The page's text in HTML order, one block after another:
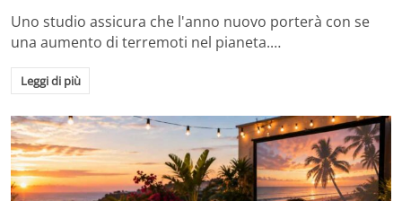
Uno studio assicura che l'anno nuovo porterà con se
una aumento di terremoti nel pianeta.…
Leggi di più